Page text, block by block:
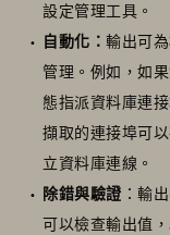
設定管理工具。
自動化： 輸出可
管理。例如，如
態指派資料庫連
擷取的連接埠可
立資料庫連線。
除錯與驗證 ：輸
可以檢查輸出值